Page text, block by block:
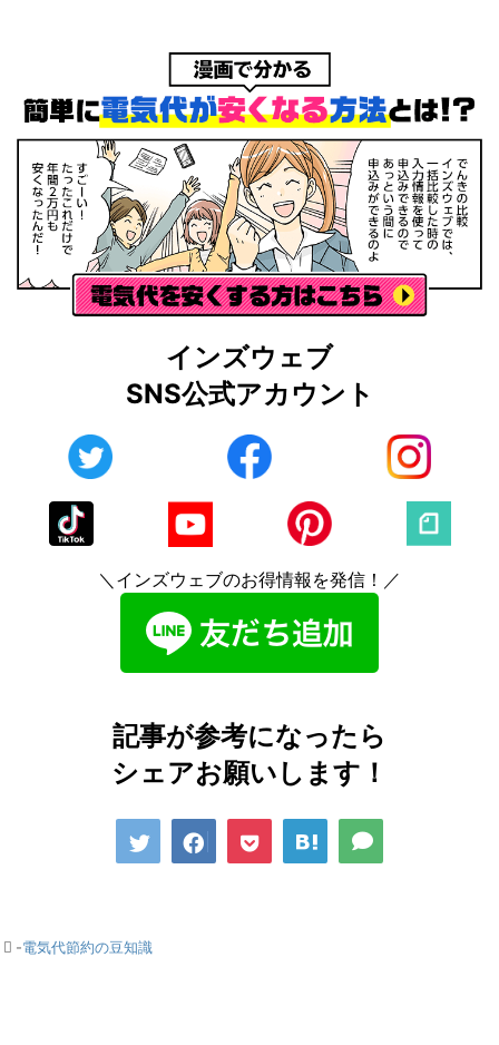
インズウェブ
SNS公式アカウント
＼インズウェブのお得情報を発信！／
記事が参考になったら
シェアお願いします！
-電気代節約の豆知識